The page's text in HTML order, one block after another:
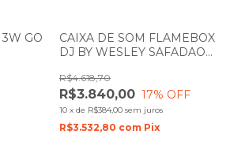
GO
CAIXA DE SOM FLAMEBOX
DJ BY WESLEY SAFADAO
R$3.840,00
R$4.618,70
17% OFF
10 x de R$384,00 sem juros
R$3.532,80 com Pix